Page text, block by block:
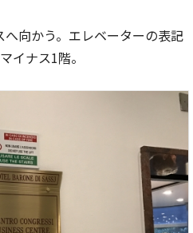
向かう。エレベーターの表記
イナス1階。